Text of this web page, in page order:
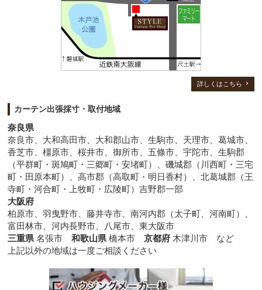
詳しくはこちら
カーテン出張採寸・取付地域
奈良県
奈良市、大和高田市、大和郡山市、生駒市、天理市、葛城市、
香芝市、橿原市、桜井市、御所市、五條市、宇陀市、生駒郡
（平群町・斑鳩町・三郷町・安堵町）、磯城郡（川西町・三宅
町・田原本町）、高市郡（高取町・明日香村）、北葛城郡（王
寺町・河合町・上牧町・広陵町）吉野郡一部
大阪府
柏原市、羽曳野市、藤井寺市、南河内郡（太子町、河南町）、
富田林市、河内長野市、八尾市、東大阪市
三重県 名張市和歌山県 橋本市京都府 木津川市 など
上記以外の地域は一度ご相談ください